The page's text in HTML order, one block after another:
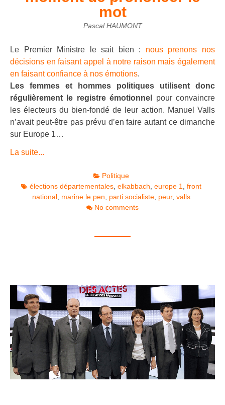
mot
Pascal HAUMONT
Le Premier Ministre le sait bien : nous prenons nos
décisions en faisant appel à notre raison mais également
en faisant confiance à nos émotions.
Les femmes et hommes politiques utilisent donc
régulièrement le registre émotionnel
pour convaincre
les électeurs du bien-fondé de leur action. Manuel Valls
n’avait peut-être pas prévu d’en faire autant ce dimanche
sur Europe 1…
La suite...
Politique
élections départementales elkabbach europe 1
front
national marine le pen parti socialiste peur, valls
No comments